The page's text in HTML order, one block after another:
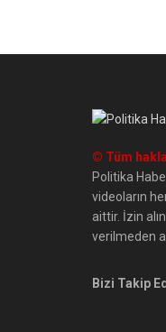
© Tüm
Politika
videoların
aittir. İzin
verilmeden
Bizi Takip